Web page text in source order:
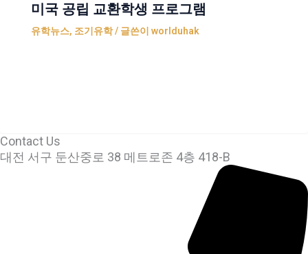
미국 공립 교환학생 프로그램
유학뉴스, 조기유학/ 글쓴이 worlduhak
Contact Us
대전 서구 둔산중로 38 메트로존 4층 418-B